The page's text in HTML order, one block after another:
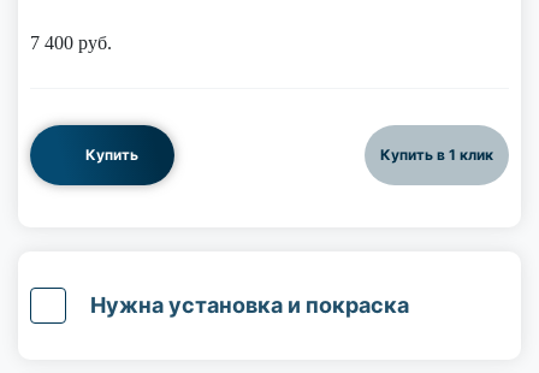
7 400 руб.
Купить Купить в 1 клик
Нужна установка и покраска